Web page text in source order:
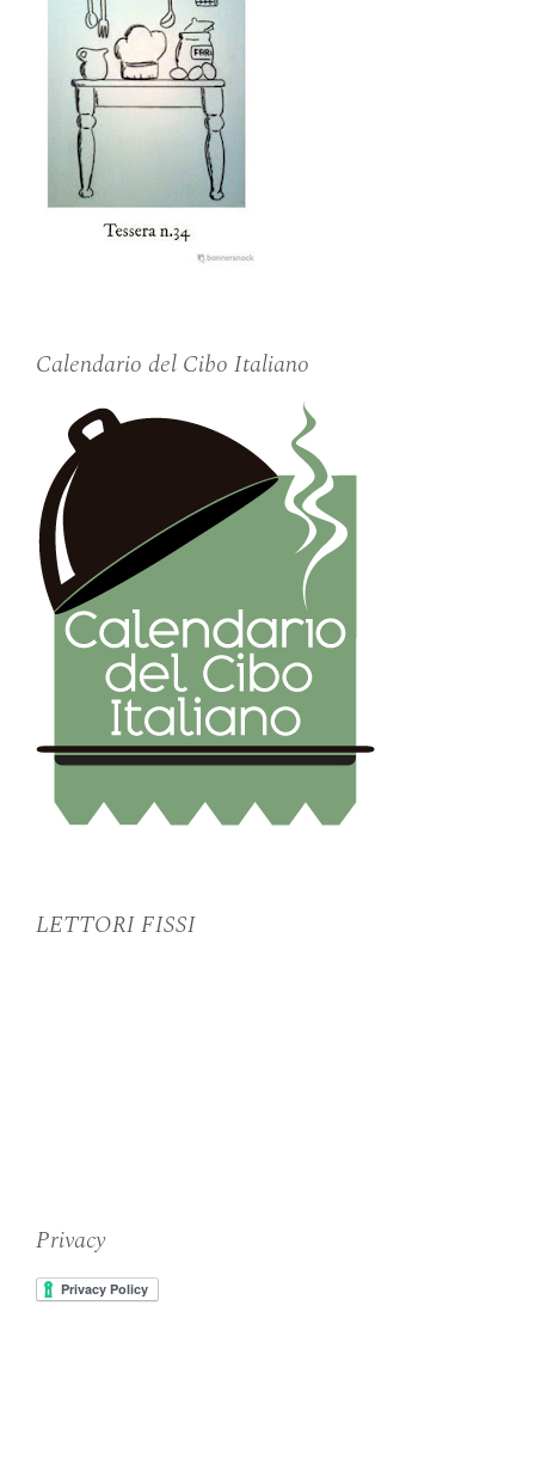
Calendario del Cibo Italiano
LETTORI FISSI
Privacy